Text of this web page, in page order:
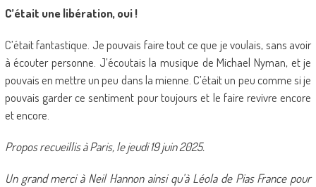
C’était une libération, oui !
C’était fantastique. Je pouvais faire tout ce que je voulais, sans avoir
à écouter personne. J’écoutais la musique de Michael Nyman, et je
pouvais en mettre un peu dans la mienne. C’était un peu comme si je
pouvais garder ce sentiment pour toujours et le faire revivre encore
et encore.
Propos recueillis à Paris, le jeudi 19 juin 2025.
Un grand merci à Neil Hannon ainsi qu’à Léola de Pias France pour